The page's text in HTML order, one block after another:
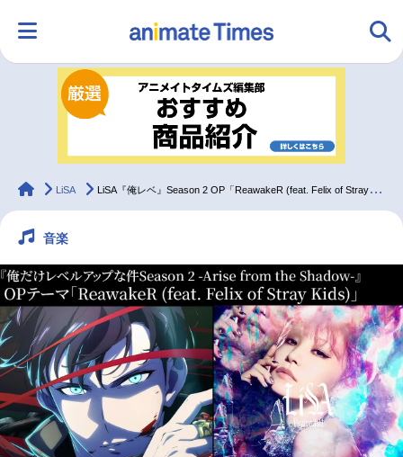
ランキング アニメ
ラジオ
2.5次元 配信・Vtuber トレンド 無料マンガ
最新記事一覧
アニメ記事一覧 声優記事一覧
アニメ映画一覧 実写化映画一覧
animateTimes
LiSA LiSA『俺レベ』Season 2 OP「ReawakeR (feat. Felix of Stray Kids)」インタビュー｜Felixとのコラボが生む化学反応
音楽